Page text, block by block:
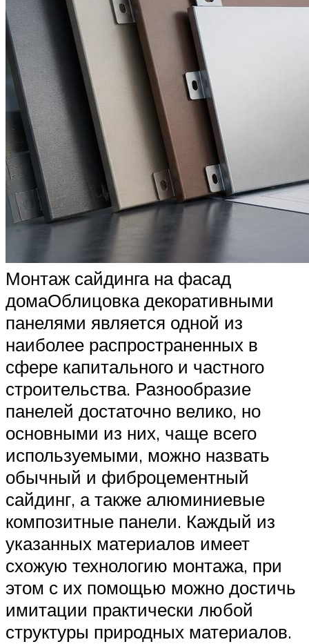
Монтаж сайдинга на фасад
домаОблицовка декоративными
панелями является одной из
наиболее распространенных в
сфере капитального и частного
строительства. Разнообразие
панелей достаточно велико, но
основными из них, чаще всего
используемыми, можно назвать
обычный и фиброцементный
сайдинг, а также алюминиевые
композитные панели. Каждый из
указанных материалов имеет
схожую технологию монтажа, при
этом с их помощью можно достичь
имитации практически любой
структуры природных материалов.